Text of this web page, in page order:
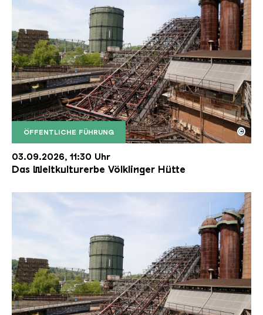
ÖFFENTLICHE FÜHRUNG
Der Erzschrägaufzug der Völklinger Hütte mit
Copyright: Weltkulturerbe Völklinger Hütte | Karl
©
03.09.2026, 11:30 Uhr
Das Weltkulturerbe Völklinger Hütte